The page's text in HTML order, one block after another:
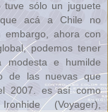
tuve sólo un juguete
que acá a Chile no
ahora con
podemos tener
modesta e humilde
de las nuevas que
2007. es así como
(Voyager),